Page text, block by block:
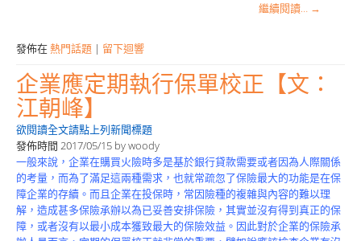
繼續閱讀… →
發佈在熱門話題 | 留下迴響
企業應定期執行保單校正【文：
江朝峰】
欲閱讀全文請點上列新聞標題
發佈時間 2017/05/15 bywoody
一般來說，企業在購買火險時多是基於銀行貸款需要或者因為人際關係
的考量，而為了滿足這兩種需求，也就常疏忽了保險最大的功能是在保
障企業的存續。而且企業在投保時，常因險種的複雜與內容的難以理
解，造成甚多保險承辦以為已妥善安排保險，其實並沒有得到真正的保
障，或者沒有以最小成本獲致最大的保險效益。因此對於企業的保險承